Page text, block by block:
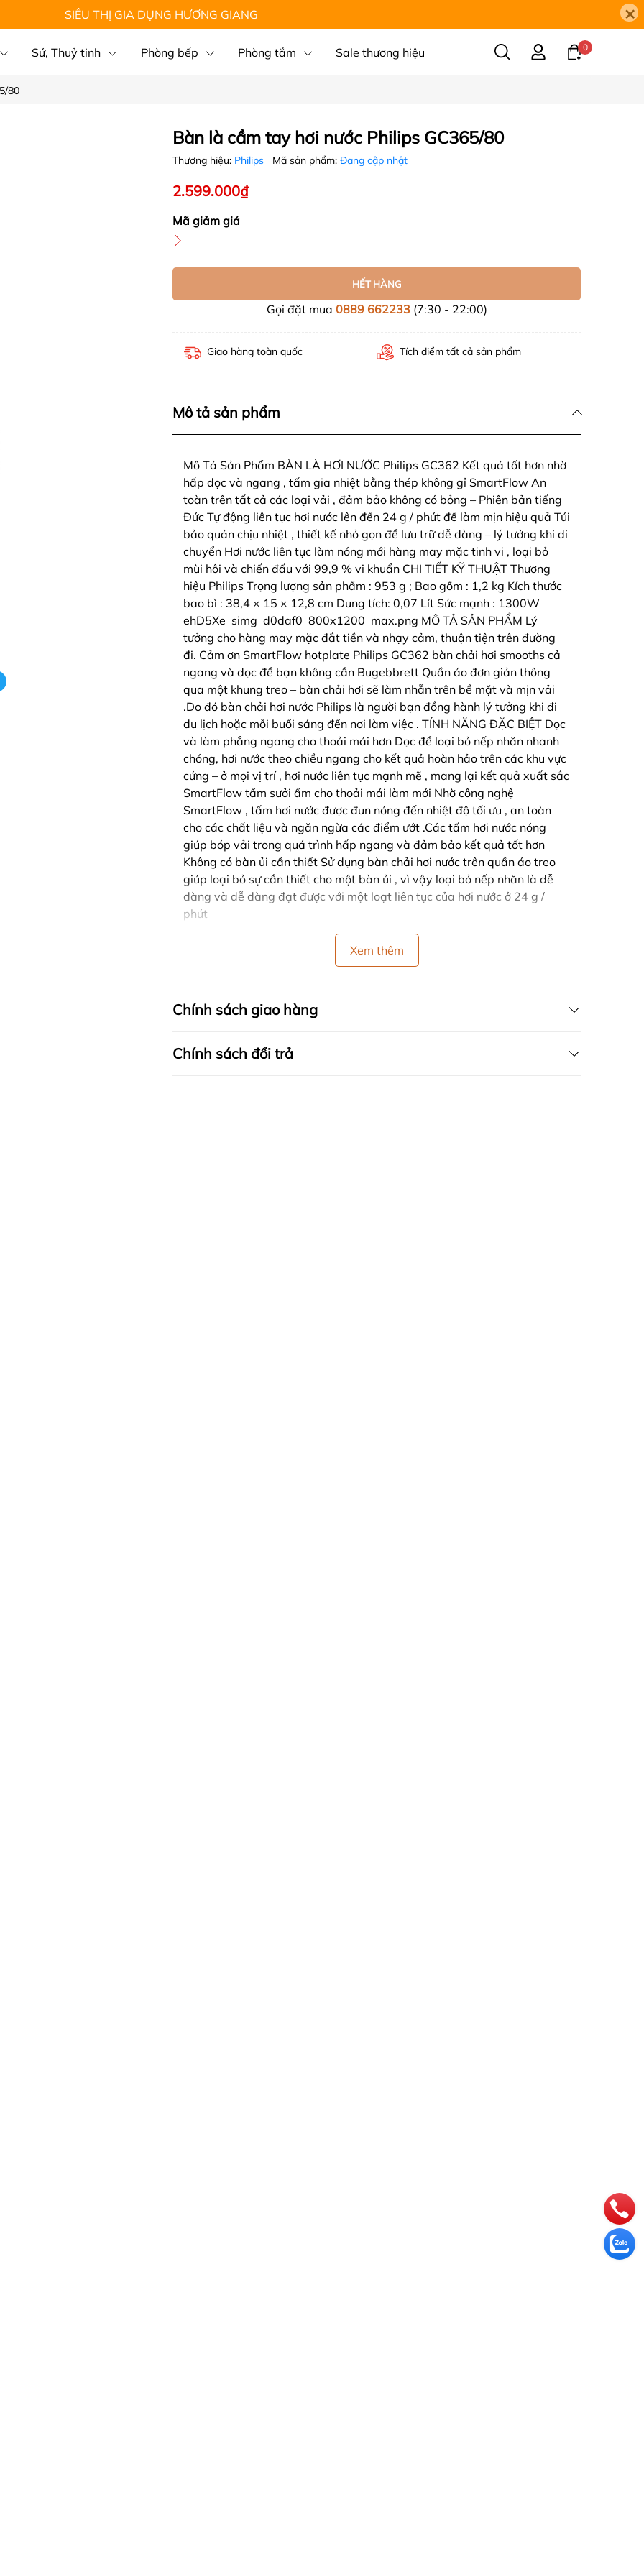
SIÊU THỊ GIA DỤNG HƯƠNG GIANG ×
Sứ, Thuỷ tinh Phòng bếp Phòng tắm Sale thương hiệu 0
80
Bàn là cầm tay hơi nước Philips GC365/80
Thương hiệu: Philips Mã sản phẩm: Đang cập nhật
2.599.000₫
Mã giảm giá
HẾT HÀNG
Gọi đặt mua 0889 662233(7:30 - 22:00)
Giao hàng toàn quốc Tích điểm tất cả sản phẩm
Mô tả sản phẩm
Mô Tả Sản Phẩm BÀN LÀ HƠI NƯỚC Philips GC362 Kết quả tốt hơn nhờ
hấp dọc và ngang , tấm gia nhiệt bằng thép không gỉ SmartFlow An
toàn trên tất cả các loại vải , đảm bảo không có bỏng – Phiên bản tiếng
Đức Tự động liên tục hơi nước lên đến 24 g / phút để làm mịn hiệu quả Túi
bảo quản chịu nhiệt , thiết kế nhỏ gọn để lưu trữ dễ dàng – lý tưởng khi di
chuyển Hơi nước liên tục làm nóng mới hàng may mặc tinh vi , loại bỏ
mùi hôi và chiến đấu với 99,9 % vi khuẩn CHI TIẾT KỸ THUẬT Thương
hiệu Philips Trọng lượng sản phẩm : 953 g ; Bao gồm : 1,2 kg Kích thước
bao bì : 38,4 × 15 × 12,8 cm Dung tích: 0,07 Lít Sức mạnh : 1300W
ehD5Xe_simg_d0daf0_800x1200_max.png MÔ TẢ SẢN PHẨM Lý
tưởng cho hàng may mặc đắt tiền và nhạy cảm, thuận tiện trên đường
đi. Cảm ơn SmartFlow hotplate Philips GC362 bàn chải hơi smooths cả
ngang và dọc để bạn không cần Bugebbrett Quần áo đơn giản thông
qua một khung treo – bàn chải hơi sẽ làm nhẵn trên bề mặt và mịn vải
.Do đó bàn chải hơi nước Philips là người bạn đồng hành lý tưởng khi đi
du lịch hoặc mỗi buổi sáng đến nơi làm việc . TÍNH NĂNG ĐẶC BIỆT Dọc
và làm phẳng ngang cho thoải mái hơn Dọc để loại bỏ nếp nhăn nhanh
chóng, hơi nước theo chiều ngang cho kết quả hoàn hảo trên các khu vực
cứng – ở mọi vị trí , hơi nước liên tục mạnh mẽ , mang lại kết quả xuất sắc
SmartFlow tấm sưởi ấm cho thoải mái làm mới Nhờ công nghệ
SmartFlow , tấm hơi nước được đun nóng đến nhiệt độ tối ưu , an toàn
cho các chất liệu và ngăn ngừa các điểm ướt .Các tấm hơi nước nóng
giúp bóp vải trong quá trình hấp ngang và đảm bảo kết quả tốt hơn
Không có bàn ủi cần thiết Sử dụng bàn chải hơi nước trên quần áo treo
giúp loại bỏ sự cần thiết cho một bàn ủi , vì vậy loại bỏ nếp nhăn là dễ
dàng và dễ dàng đạt được với một loạt liên tục của hơi nước ở 24 g /
phút
Xem thêm
Chính sách giao hàng
Chính sách đổi trả